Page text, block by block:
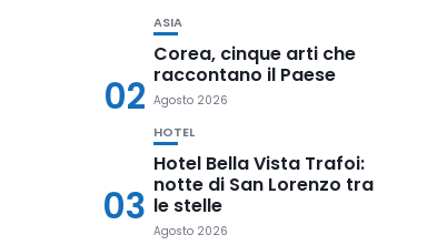
02
ASIA
Corea, cinque arti che
raccontano il Paese
Agosto 2026
03
HOTEL
Hotel Bella Vista Trafoi:
notte di San Lorenzo tra
le stelle
Agosto 2026